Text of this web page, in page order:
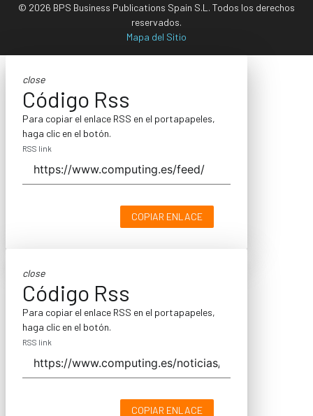
© 2026 BPS Business Publications Spain S.L. Todos los derechos
reservados.
Mapa del Sitio
close
Código Rss
Para copiar el enlace RSS en el portapapeles,
haga clic en el botón.
RSS link
COPIAR ENLACE
close
Código Rss
Para copiar el enlace RSS en el portapapeles,
haga clic en el botón.
RSS link
COPIAR ENLACE